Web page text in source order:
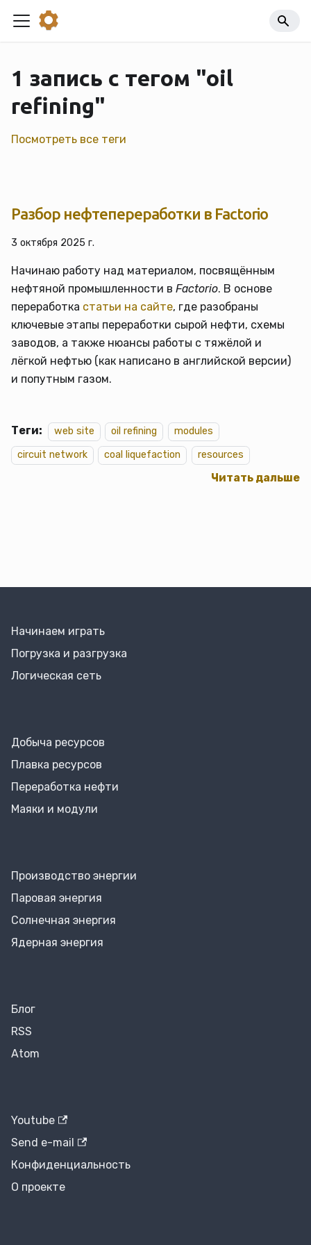
1 запись с тегом "oil
refining"
Посмотреть все теги
Разбор нефтепереработки в Factorio
3 октября 2025 г.
Начинаю работу над материалом, посвящённым
нефтяной промышленности в Factorio. В основе
переработка статьи на сайте, где разобраны
ключевые этапы переработки сырой нефти, схемы
заводов, а также нюансы работы с тяжёлой и
лёгкой нефтью (как написано в английской версии)
и попутным газом.
Теги: web site oil refining
modules
circuit network
coal liquefaction resources
Читать дальше
Начинаем играть
Погрузка и разгрузка
Логическая сеть
Добыча ресурсов
Плавка ресурсов
Переработка нефти
Маяки и модули
Производство энергии
Паровая энергия
Солнечная энергия
Ядерная энергия
Блог
RSS
Atom
Youtube
Send e-mail
Конфиденциальность
О проекте